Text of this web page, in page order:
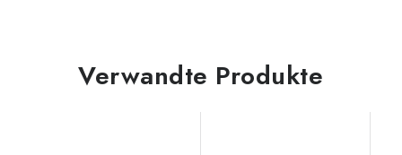
Verwandte Produkte